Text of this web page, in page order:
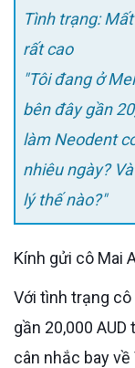
Tình trạng:
rất cao
"Tôi đang ở Melbourne. Chi phí làm 3 trụ implant
bên đây gần
làm Neodent
nhiêu ngày?
lý thế nào?"
Kính gửi cô Mai
Với tình trạng cô mất 3 răng hàm và được báo giá
gần 20,000
cân nhắc bay